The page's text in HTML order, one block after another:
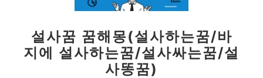
설사꿈 꿈해몽(설사하는꿈/바
지에 설사하는꿈/설사싸는꿈/설
사똥꿈)